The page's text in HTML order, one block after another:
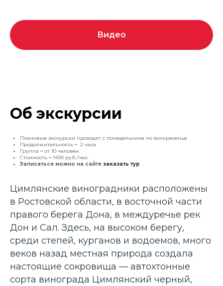
Видео
Об экскурсии
Плановые экскурсии проходят c понедельника по воскресенье
Продолжительность – 2 часа
Группа – от 10 человек
Стоимость – 1400 руб./чел.
Записаться можно на сайте заказать тур
Цимлянские виноградники расположены
в Ростовской области, в восточной части
правого берега Дона, в междуречье рек
Дон и Сал. Здесь, на высоком берегу,
среди степей, курганов и водоемов, много
веков назад местная природа создала
настоящие сокровища — автохтонные
сорта винограда Цимлянский черный,